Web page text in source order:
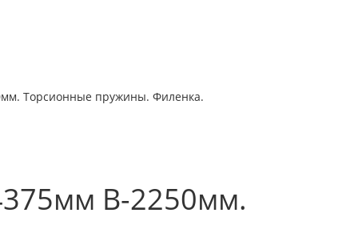
Торсионные пружины. Филенка.
В-2250мм.